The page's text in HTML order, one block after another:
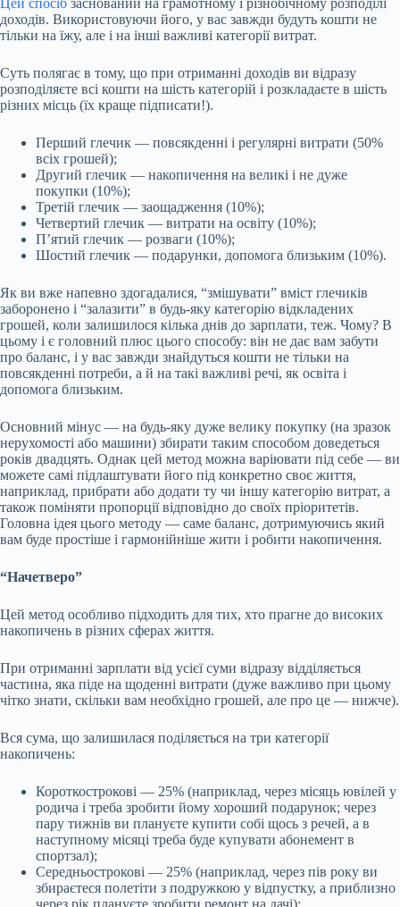
Цей спосіб заснований на грамотному і різнобічному розподілі
доходів. Використовуючи його, у вас завжди будуть кошти не
тільки на їжу, але і на інші важливі категорії витрат.
Суть полягає в тому, що при отриманні доходів ви відразу
розподіляєте всі кошти на шість категорій і розкладаєте в шість
різних місць (їх краще підписати!).
Перший глечик — повсякденні і регулярні витрати (50%
всіх грошей);
Другий глечик — накопичення на великі і не дуже
покупки (10%);
Третій глечик — заощадження (10%);
Четвертий глечик — витрати на освіту (10%);
П’ятий глечик — розваги (10%);
Шостий глечик — подарунки, допомога близьким (10%).
Як ви вже напевно здогадалися, “змішувати” вміст глечиків
заборонено і “залазити” в будь-яку категорію відкладених
грошей, коли залишилося кілька днів до зарплати, теж. Чому? В
цьому і є головний плюс цього способу: він не дає вам забути
про баланс, і у вас завжди знайдуться кошти не тільки на
повсякденні потреби, а й на такі важливі речі, як освіта і
допомога близьким.
Основний мінус — на будь-яку дуже велику покупку (на зразок
нерухомості або машини) збирати таким способом доведеться
років двадцять. Однак цей метод можна варіювати під себе — ви
можете самі підлаштувати його під конкретно своє життя,
наприклад, прибрати або додати ту чи іншу категорію витрат, а
також поміняти пропорції відповідно до своїх пріоритетів.
Головна ідея цього методу — саме баланс, дотримуючись який
вам буде простіше і гармонійніше жити і робити накопичення.
“Начетверо”
Цей метод особливо підходить для тих, хто прагне до високих
накопичень в різних сферах життя.
При отриманні зарплати від усієї суми відразу відділяється
частина, яка піде на щоденні витрати (дуже важливо при цьому
чітко знати, скільки вам необхідно грошей, але про це — нижче).
Вся сума, що залишилася поділяється на три категорії
накопичень:
Короткострокові — 25% (наприклад, через місяць ювілей у
родича і треба зробити йому хороший подарунок; через
пару тижнів ви плануєте купити собі щось з речей, а в
наступному місяці треба буде купувати абонемент в
спортзал);
Середньострокові — 25% (наприклад, через пів року ви
збираєтеся полетіти з подружкою у відпустку, а приблизно